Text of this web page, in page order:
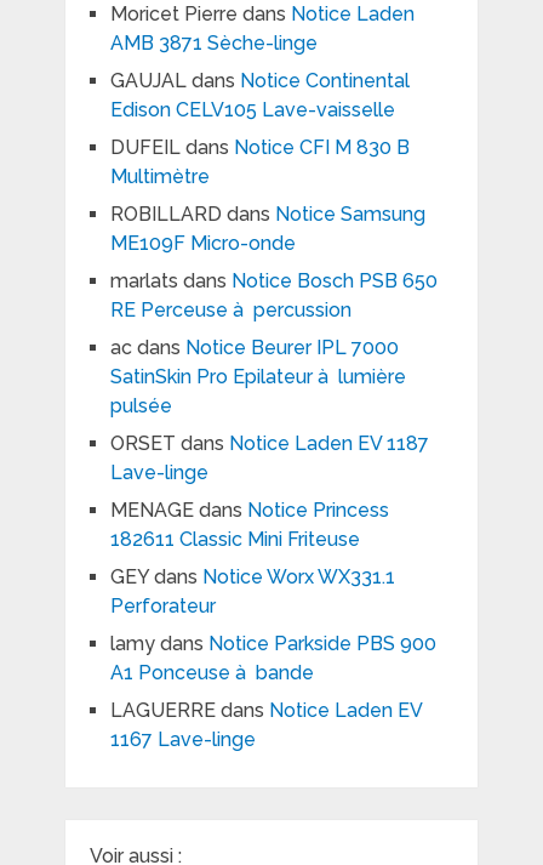
Moricet Pierre dans Notice Laden
AMB 3871 Sèche-linge
GAUJALdans Notice Continental
Edison CELV105 Lave-vaisselle
DUFEILdans Notice CFI M 830 B
Multimètre
ROBILLARD dans Notice Samsung
ME109F Micro-onde
marlats dans Notice Bosch PSB 650
RE Perceuse à percussion
acdans Notice Beurer IPL 7000
SatinSkin Pro Epilateur à lumière
pulsée
ORSET dans Notice Laden EV 1187
Lave-linge
MENAGEdans Notice Princess
182611 Classic Mini Friteuse
GEYdans Notice Worx WX331.1
Perforateur
lamydans Notice Parkside PBS 900
A1 Ponceuse à bande
LAGUERREdans Notice Laden EV
1167 Lave-linge
Voir aussi :